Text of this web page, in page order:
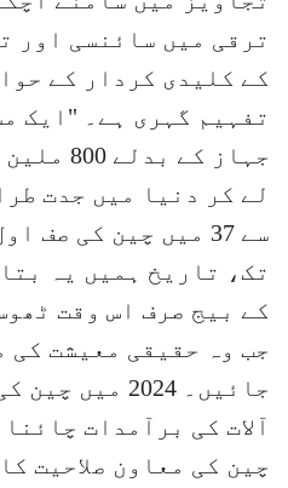
ترقی میں سائنسی اور
کے کلیدی کردار کے
تفہیم گہری ہے۔ "ایک
جہاز کے
سے 37 میں چین کی
تک، تاریخ ہمیں یہ
کے بیج صرف اس وقت
جب وہ حقیقی معیشت کی
آلات کی برآمدات